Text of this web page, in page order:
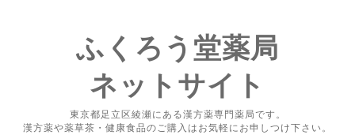
ふくろう堂薬局
ネットサイト
東京都足立区綾瀬にある漢方薬専門薬局です。
漢方薬や薬草茶・健康食品のご購入はお気軽にお申しつけ下さい。